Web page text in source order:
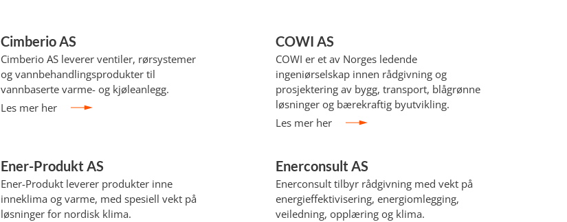
Cimberio AS
Cimberio AS leverer ventiler, rørsystemer
og vannbehandlingsprodukter til
vannbaserte varme- og kjøleanlegg.
Les mer her
COWI AS
COWI er et av Norges ledende
ingeniørselskap innen rådgivning og
prosjektering av bygg, transport, blågrønne
løsninger og bærekraftig byutvikling.
Les mer her
Ener-Produkt AS
Ener-Produkt leverer produkter inne
inneklima og varme, med spesiell vekt på
løsninger for nordisk klima.
Enerconsult AS
Enerconsult tilbyr rådgivning med vekt på
energieffektivisering, energiomlegging,
veiledning, opplæring og klima.